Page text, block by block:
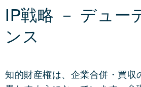
M&Aを成功させ
ャリスト
IP戦略 － デュー
ンス
知的財産権は、企業合併・買収